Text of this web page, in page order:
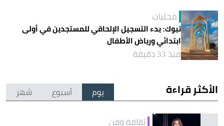
محليات
تبوك: بدء التسجيل الإلحاقي للمستجدين في أولى
ابتدائي ورياض الأطفال
منذ 33 دقيقة
الأكثر قراءة يوم أسبوع شهر
ثقافة وفن